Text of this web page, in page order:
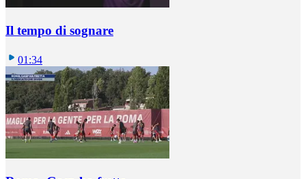
Il tempo di sognare
01:34